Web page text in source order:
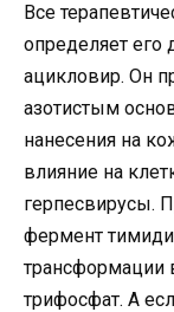
Все
определяет
ацикловир. Он
азотистым
нанесения на
влияние на
герпесвирусы.
фермент
трансформации
трифосфат. А